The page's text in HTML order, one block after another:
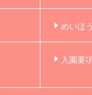
めいほ
入園要